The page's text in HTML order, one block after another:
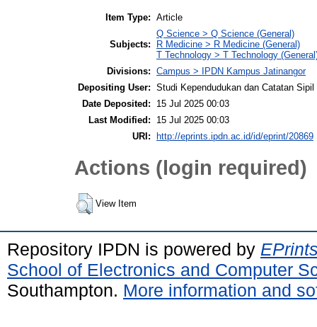
Item Type: Article
Subjects:
Q Science > Q Science (General)
R Medicine > R Medicine (General)
T Technology > T Technology
Divisions: Campus > IPDN Kampus Jatinangor
Depositing User: Studi Kependudukan dan Catatan Sipil
Date Deposited:
15 Jul 2025 00:03
Last Modified:
15 Jul 2025 00:03
URI:
http://eprints.ipdn.ac.id/id/eprint/20869
Actions (login required)
View Item
Repository IPDN is powered by
School of Electronics and Computer
Southampton. More information and